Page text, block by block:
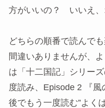
方がいいの？ いいえ、
どちらの順番で読んで
間違いありませんが、
は「十二国記」シリー
度読み、Episode 2 『
後でもう一度読む”よく